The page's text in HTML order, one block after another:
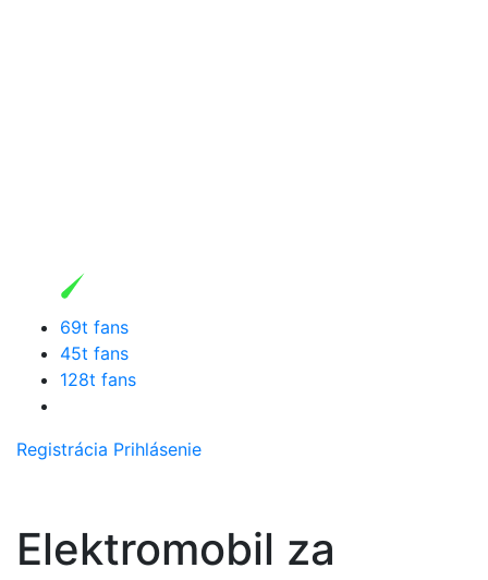
69t fans
45t fans
128t fans
Registrácia Prihlásenie
Elektromobil za